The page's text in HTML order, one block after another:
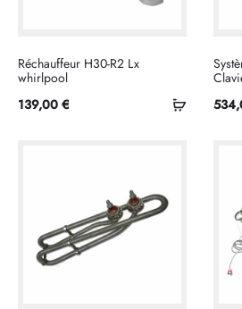
Ajouter
Réchauffeur H30-R2 Lx
whirlpool
139,00 €